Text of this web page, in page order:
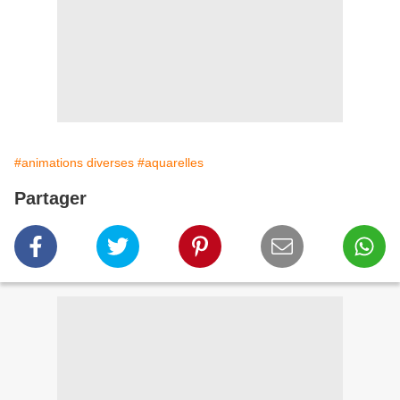
#animations diverses #aquarelles
Partager